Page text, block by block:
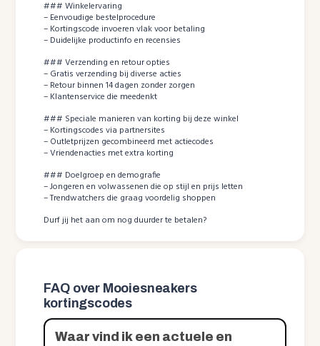
### Winkelervaring
– Eenvoudige bestelprocedure
– Kortingscode invoeren vlak voor betaling
– Duidelijke productinfo en recensies
### Verzending en retour opties
– Gratis verzending bij diverse acties
– Retour binnen 14 dagen zonder zorgen
– Klantenservice die meedenkt
### Speciale manieren van korting bij deze winkel
– Kortingscodes via partnersites
– Outletprijzen gecombineerd met actiecodes
– Vriendenacties met extra korting
### Doelgroep en demografie
– Jongeren en volwassenen die op stijl en prijs letten
– Trendwatchers die graag voordelig shoppen
Durf jij het aan om nog duurder te betalen?
FAQ over Mooiesneakers
kortingscodes
Waar vind ik een actuele en